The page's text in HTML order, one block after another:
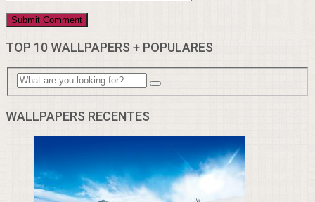
TOP 10 WALLPAPERS + POPULARES
WALLPAPERS RECENTES